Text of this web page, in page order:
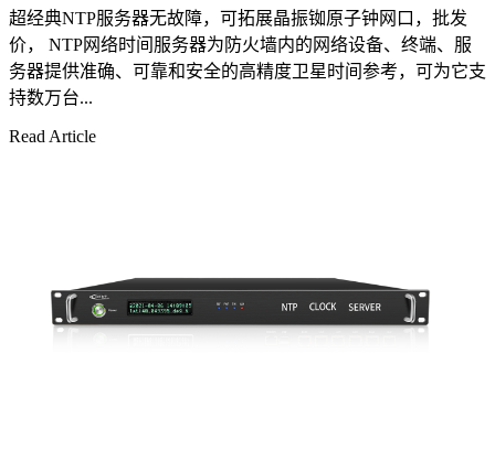
超经典NTP服务器无故障，可拓展晶振铷原子钟网口，批发
价， NTP网络时间服务器为防火墙内的网络设备、终端、服
务器提供准确、可靠和安全的高精度卫星时间参考，可为它支
持数万台...
Read Article